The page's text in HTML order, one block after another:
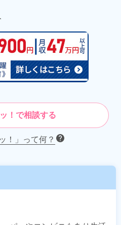
！で相談する
！」って何？